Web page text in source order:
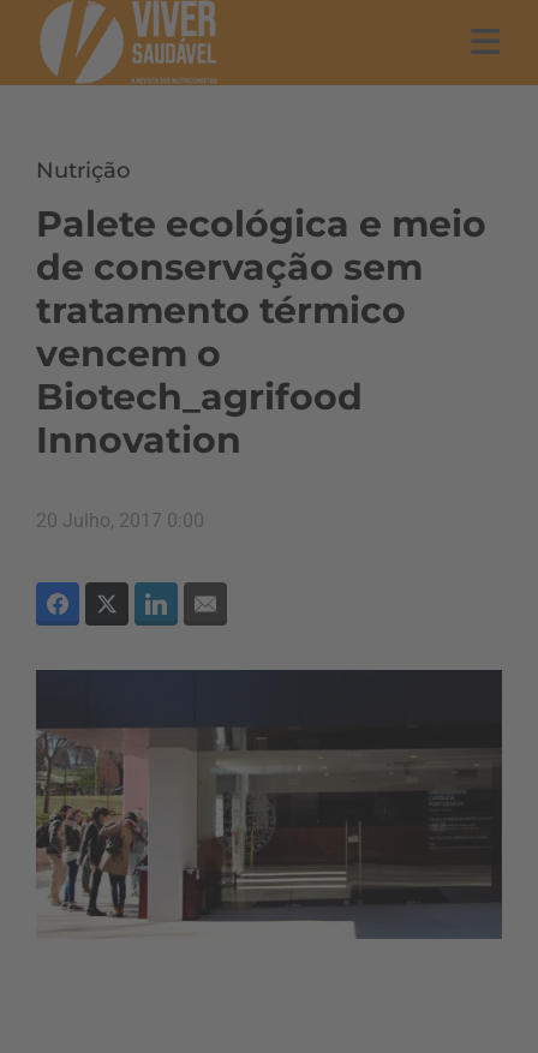
Nutrição
Palete ecológica e meio
de conservação sem
tratamento térmico
vencem o
Biotech_agrifood
Innovation
20 Julho, 2017 0:00